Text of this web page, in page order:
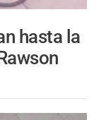
hasta la